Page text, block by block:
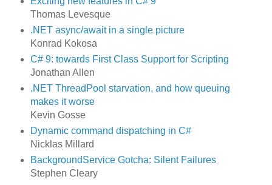
Thomas Levesque
.NET async/await in a single picture
Konrad Kokosa
C# 9: towards First Class Support for Scripting
Jonathan Allen
.NET ThreadPool starvation, and how queuing
makes it worse
Kevin Gosse
Dynamic command dispatching in C#
Nicklas Millard
BackgroundService Gotcha: Silent Failures
Stephen Cleary